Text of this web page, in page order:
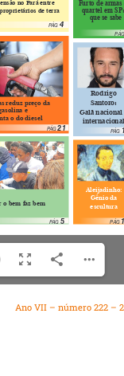
Ano VII – número 222 –